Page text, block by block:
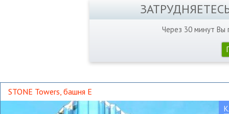
Через 30 минут Вы
STONE Towers, башня Е